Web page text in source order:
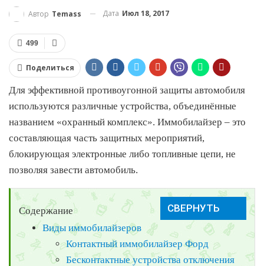
Автор Temass Дата Июл 18, 2017
499
Поделиться
Для эффективной противоугонной защиты автомобиля
используются различные устройства, объединённые
названием «охранный комплекс». Иммобилайзер – это
составляющая часть защитных мероприятий,
блокирующая электронные либо топливные цепи, не
позволяя завести автомобиль.
Содержание
Виды иммобилайзеров
Контактный иммобилайзер Форд
Бесконтактные устройства отключения